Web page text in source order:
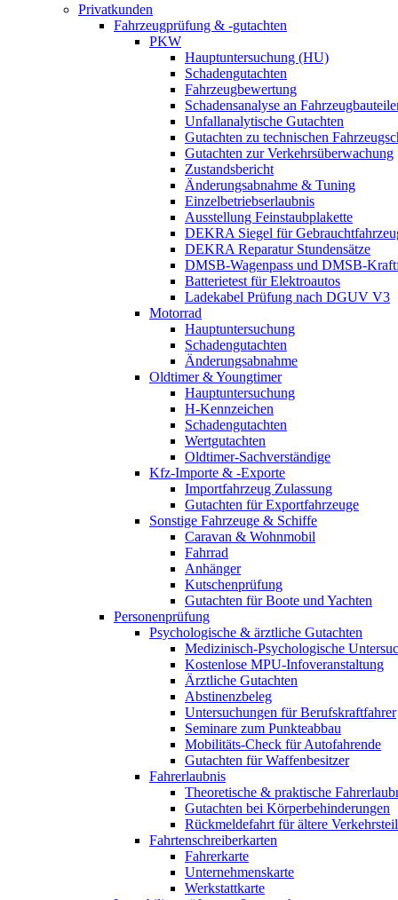
Privatkunden
Fahrzeugprüfung & -gutachten
PKW
Hauptuntersuchung (HU)
Schadengutachten
Fahrzeugbewertung
Schadensanalyse an
Unfallanalytische Gutachten
Gutachten zu technischen
Gutachten zur Verkehrsüberwachung
Zustandsbericht
Änderungsabnahme & Tuning
Einzelbetriebserlaubnis
Ausstellung Feinstaubplakette
DEKRA Siegel für
DEKRA Reparatur Stundensätze
DMSB-Wagenpass und DMSB-
Batterietest für Elektroautos
Ladekabel Prüfung nach DGUV V3
Motorrad
Hauptuntersuchung
Schadengutachten
Änderungsabnahme
Oldtimer & Youngtimer
Hauptuntersuchung
H-Kennzeichen
Schadengutachten
Wertgutachten
Oldtimer-Sachverständige
Kfz-Importe & -Exporte
Importfahrzeug Zulassung
Gutachten für Exportfahrzeuge
Sonstige Fahrzeuge & Schiffe
Caravan & Wohnmobil
Fahrrad
Anhänger
Kutschenprüfung
Gutachten für Boote und Yachten
Personenprüfung
Psychologische & ärztliche Gutachten
Medizinisch-Psychologische
Kostenlose MPU-Infoveranstaltung
Ärztliche Gutachten
Abstinenzbeleg
Untersuchungen für Berufskraftfahrer
Seminare zum Punkteabbau
Mobilitäts-Check für Autofahrende
Gutachten für Waffenbesitzer
Fahrerlaubnis
Theoretische & praktische
Gutachten bei Körperbehinderungen
Rückmeldefahrt für ältere
Fahrtenschreiberkarten
Fahrerkarte
Unternehmenskarte
Werkstattkarte